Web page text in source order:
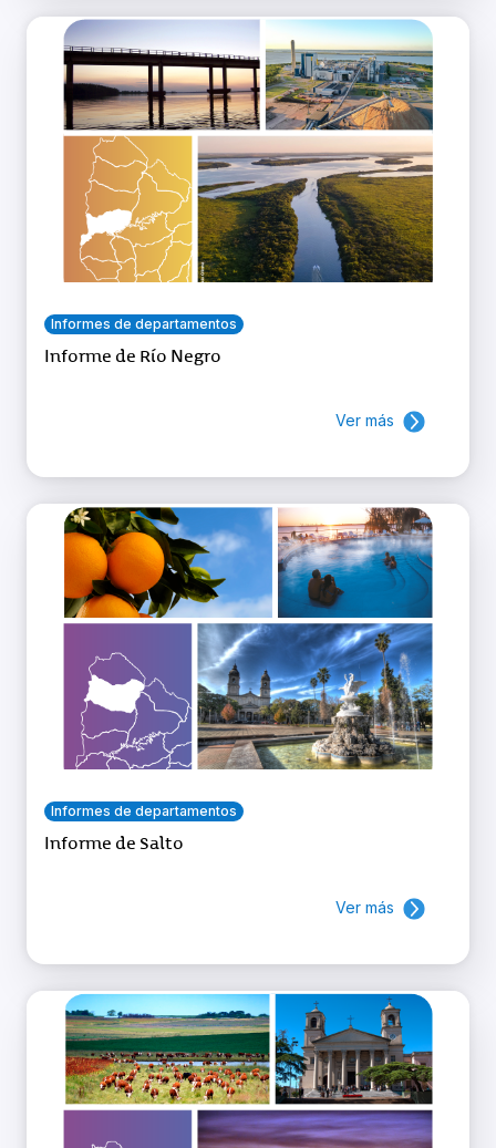
Informes de departamentos
Informe de Río Negro
Ver más
Informes de departamentos
Informe de Salto
Ver más